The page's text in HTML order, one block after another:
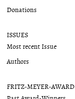
Donations
ISSUES
Most recent Issue
Authors
FRITZ-MEYER-AWARD